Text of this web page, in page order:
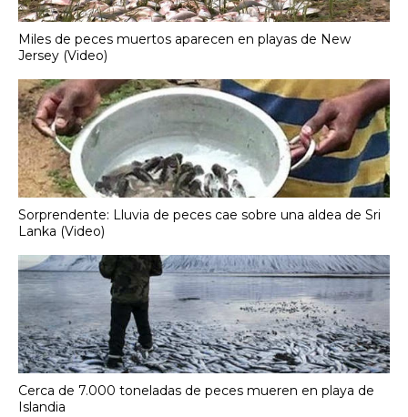
Miles de peces muertos aparecen en playas de New
Jersey (Video)
Sorprendente: Lluvia de peces cae sobre una aldea de Sri
Lanka (Video)
Cerca de 7.000 toneladas de peces mueren en playa de
Islandia